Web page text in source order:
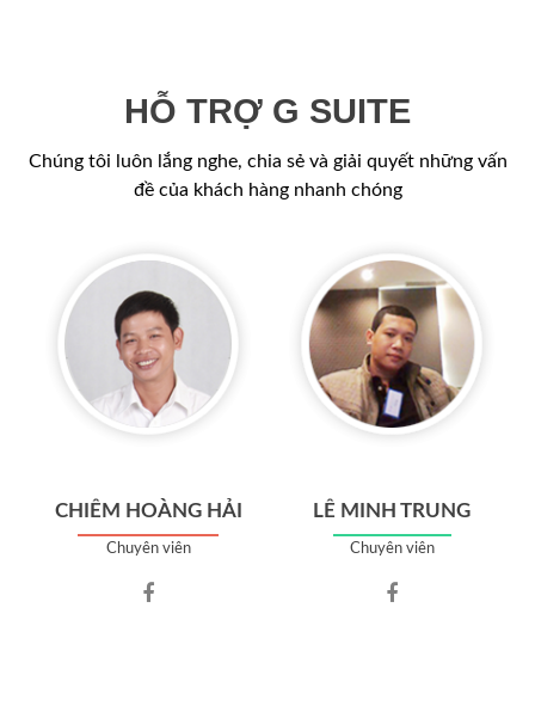
HỖ TRỢ G SUITE
Chúng tôi luôn lắng nghe, chia sẻ và giải quyết những vấn
đề của khách hàng nhanh chóng
CHIÊM HOÀNG HẢI
Chuyên viên
Facebook
LÊ MINH TRUNG
Chuyên viên
Facebook